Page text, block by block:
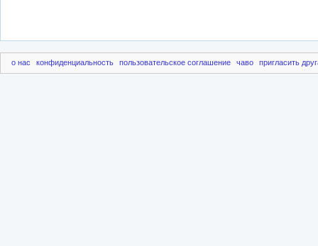
о нас конфиденциальность пользовательское соглашение чаво пригласить